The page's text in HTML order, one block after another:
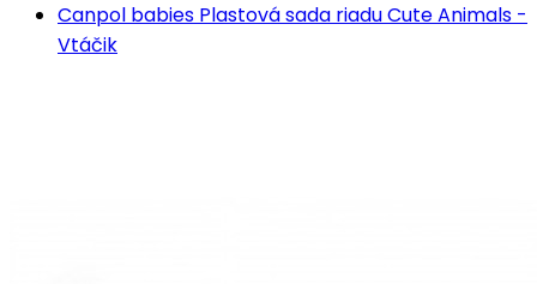
Canpol babies Plastová sada riadu Cute Animals -
Vtáčik